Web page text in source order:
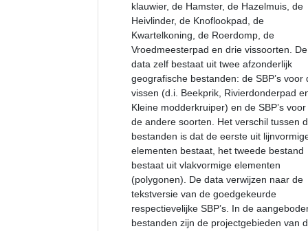
klauwier, de Hamster, de Hazelmuis, de
Heivlinder, de Knoflookpad, de
Kwartelkoning, de Roerdomp, de
Vroedmeesterpad en drie vissoorten. De
data zelf bestaat uit twee afzonderlijk
geografische bestanden: de SBP’s voor
vissen (d.i. Beekprik, Rivierdonderpad
Kleine modderkruiper) en de SBP’s voor
de andere soorten. Het verschil tussen
bestanden is dat de eerste uit
elementen bestaat, het tweede bestand
bestaat uit vlakvormige elementen
(polygonen). De data verwijzen naar de
tekstversie van de goedgekeurde
respectievelijke SBP’s. In de
bestanden zijn de projectgebieden van